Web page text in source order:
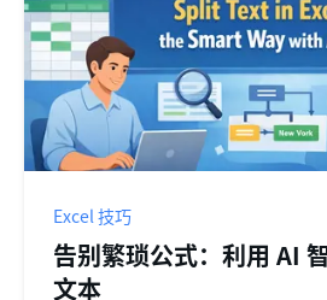
Excel 技巧
告别繁琐公式：利用 AI
文本